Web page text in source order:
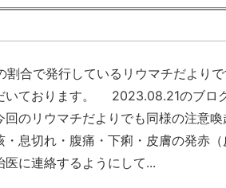
合で発行しているリウマチだより
いております。 2023.08.21のブロ
回のリウマチだよりでも同様の注
息切れ・腹痛・下痢・皮膚の発赤
に連絡するようにして...